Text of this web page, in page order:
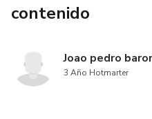
contenido
Joao pedro
3 Año Hotmarter